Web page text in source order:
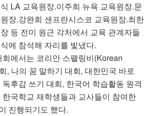
LA 교육원장.이주희 뉴욕 교육원장.문
장.강완희 샌프란시스코 교육원장.최한
등 전미 원근 각처에서 교육 관계자들
에 참석해 자리를 빛냈다.
에서는 코리안 스팰링비(Korean
, 나의 꿈 말하기 대회, 대한민국 바로
후감 쓰기 대회, 한국어 학습활동 원격
국학교 재학생들과 교사들이 참여한
진행되기도 했다.